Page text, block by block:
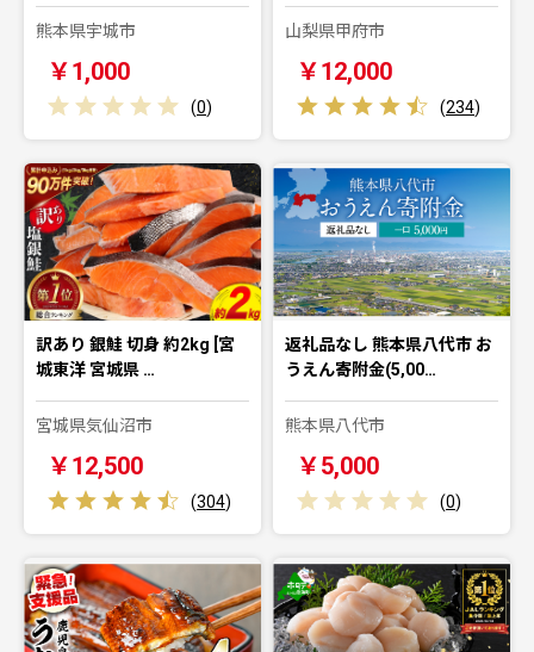
熊本県宇城市
￥1,000
(0)
山梨県甲府市
￥12,000
(234)
訳あり 銀鮭 切身 約2kg [宮
城東洋 宮城県 …
宮城県気仙沼市
￥12,500
(304)
返礼品なし 熊本県八代市 お
うえん寄附金(5,00…
熊本県八代市
￥5,000
(0)